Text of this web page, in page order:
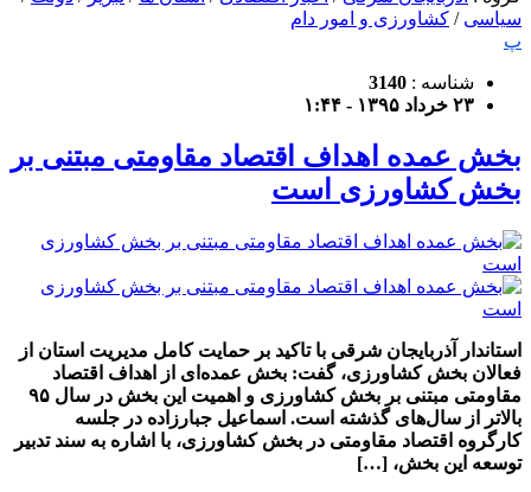
سیاسی / کشاورزی و امور دام
پ
شناسه : 3140
۲۳ خرداد ۱۳۹۵ - ۱:۴۴
بخش عمده اهداف اقتصاد مقاومتی مبتنی بر
بخش کشاورزی است
استاندار آذربایجان شرقی با تاکید بر حمایت کامل مدیریت استان از
فعالان بخش کشاورزی، گفت: بخش عمده‌ای از اهداف اقتصاد
مقاومتی مبتنی بر بخش کشاورزی و اهمیت این بخش در سال ۹۵
بالاتر از سال‌های گذشته است. اسماعیل جبارزاده در جلسه
کارگروه اقتصاد مقاومتی در بخش کشاورزی، با اشاره به سند تدبیر
توسعه این بخش، […]